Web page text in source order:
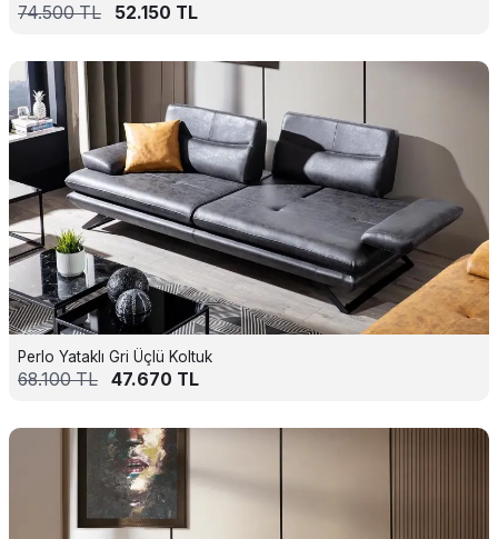
74.500TL 52.150 TL
Perlo Yataklı Gri Üçlü Koltuk
68.100TL 47.670 TL